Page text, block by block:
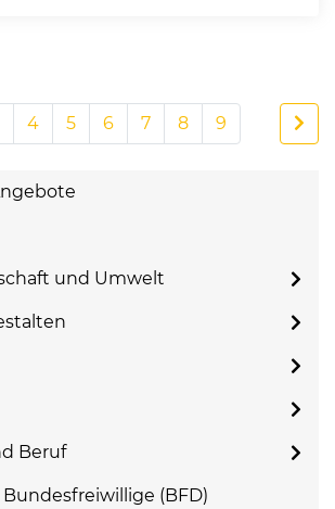
4 5 6 7 8 9
und Umwelt
Beruf
(BFD)